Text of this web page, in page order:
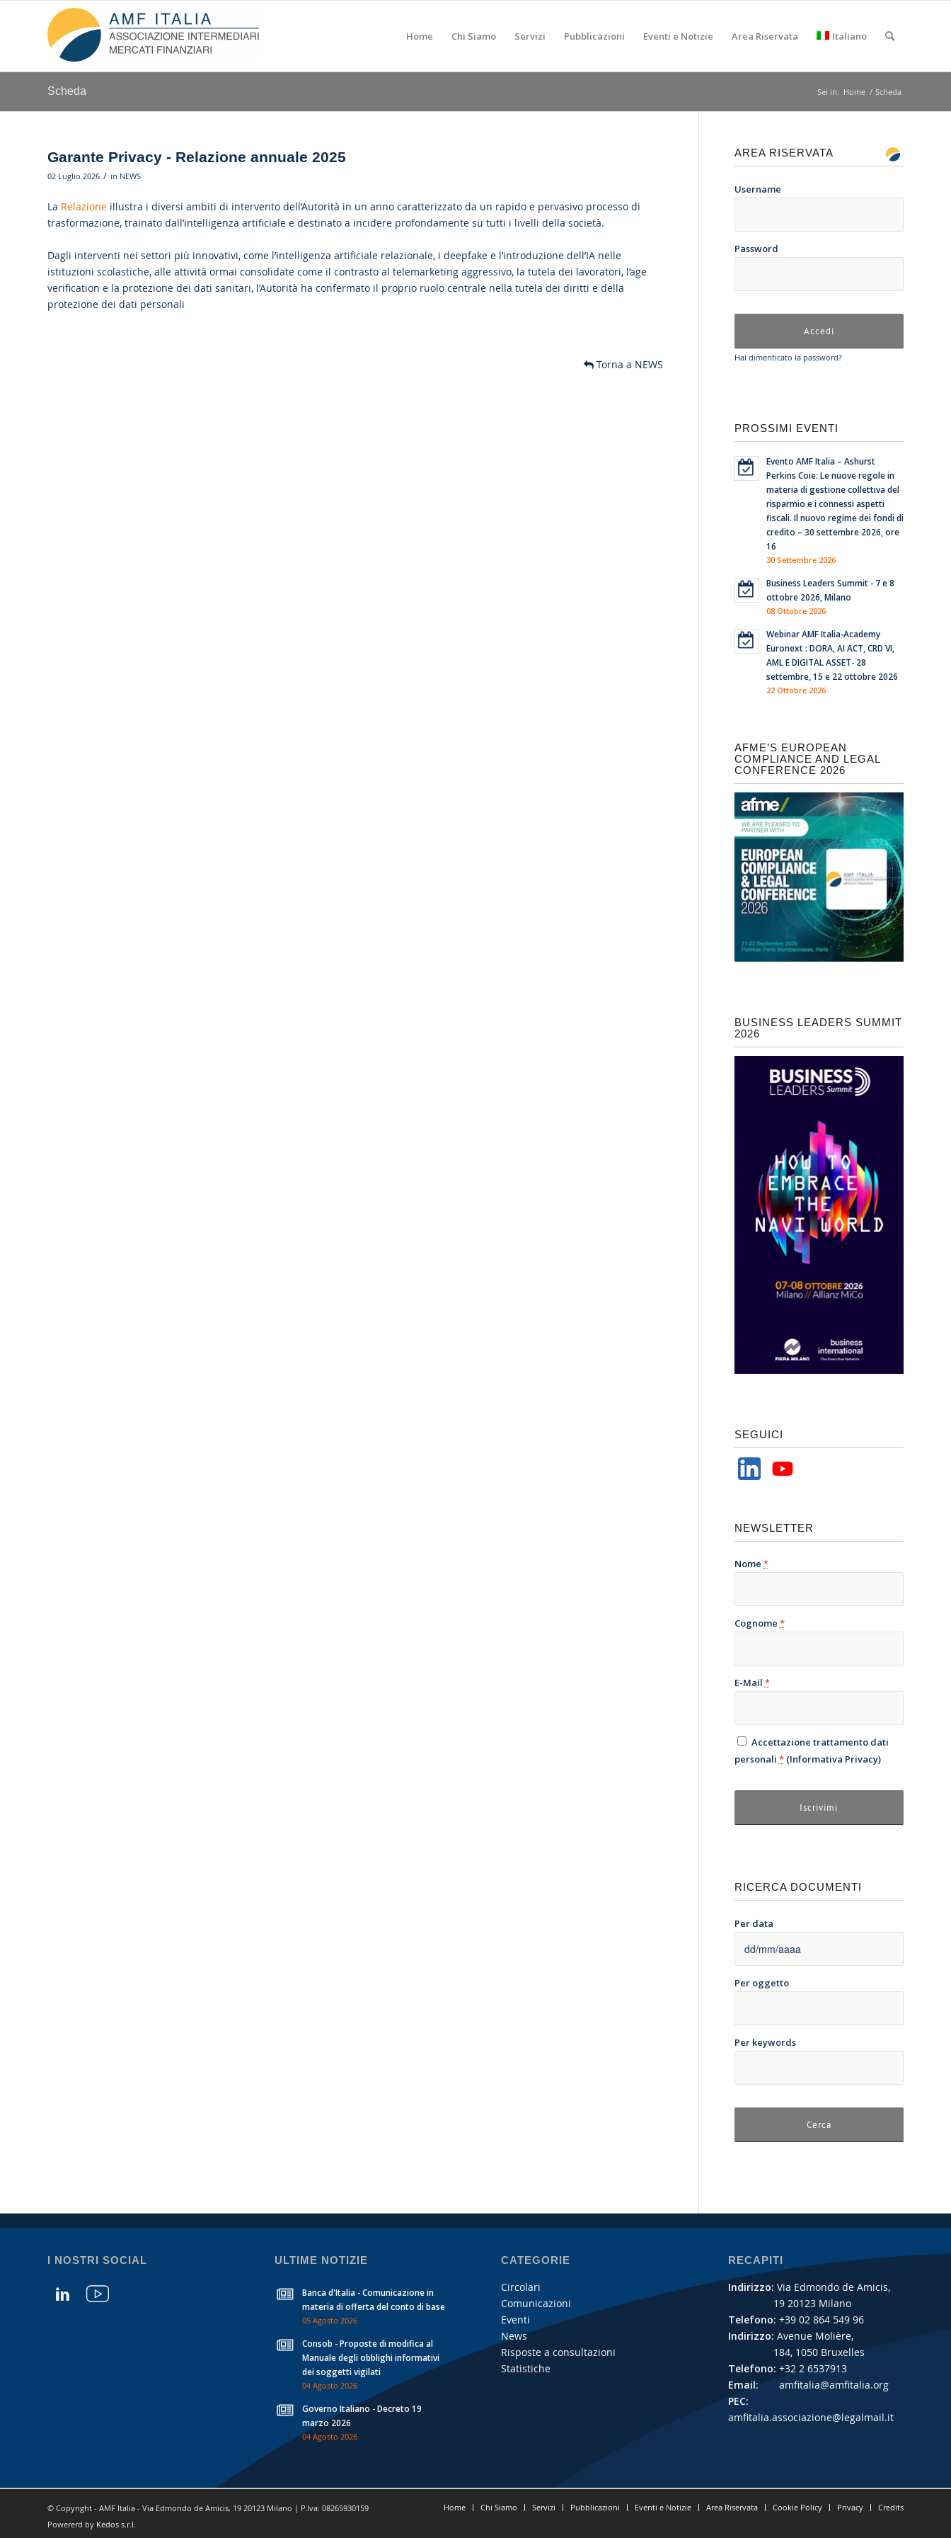
Home Chi Siamo Servizi Pubblicazioni Eventi e Notizie Area Riservata Italiano
Scheda Sei in: Home / Scheda
Garante Privacy - Relazione annuale 2025
02 Luglio 2026 / in NEWS
La Relazione illustra i diversi ambiti di intervento dell’Autorità in un anno caratterizzato da un rapido e pervasivo processo di
trasformazione, trainato dall’intelligenza artificiale e destinato a incidere profondamente su tutti i livelli della società.
Dagli interventi nei settori più innovativi, come l’intelligenza artificiale relazionale, i deepfake e l’introduzione dell’IA nelle
istituzioni scolastiche, alle attività ormai consolidate come il contrasto al telemarketing aggressivo, la tutela dei lavoratori, l’age
verification e la protezione dei dati sanitari, l’Autorità ha confermato il proprio ruolo centrale nella tutela dei diritti e della
protezione dei dati personali
Torna a NEWS
AREA RISERVATA
Username
Password
Hai dimenticato la password?
PROSSIMI EVENTI
Evento AMF Italia – Ashurst
Perkins Coie: Le nuove regole in
materia di gestione collettiva del
risparmio e i connessi aspetti
fiscali. Il nuovo regime dei fondi di
credito – 30 settembre 2026, ore
16
30 Settembre 2026
Business Leaders Summit - 7 e 8
ottobre 2026, Milano
08 Ottobre 2026
Webinar AMF Italia-Academy
Euronext : DORA, AI ACT, CRD VI,
AML E DIGITAL ASSET- 28
settembre, 15 e 22 ottobre 2026
22 Ottobre 2026
AFME’S EUROPEAN
COMPLIANCE AND LEGAL
CONFERENCE 2026
BUSINESS LEADERS SUMMIT
2026
SEGUICI
NEWSLETTER
Nome *
Cognome *
E-Mail *
Accettazione trattamento dati
personali *(Informativa Privacy)
RICERCA DOCUMENTI
Per data
Per oggetto
Per keywords
I NOSTRI SOCIAL ULTIME NOTIZIE
Banca d'Italia - Comunicazione in
materia di offerta del conto di base
05 Agosto 2026
Consob - Proposte di modifica al
Manuale degli obblighi informativi
dei soggetti vigilati
04 Agosto 2026
Governo Italiano - Decreto 19
marzo 2026
04 Agosto 2026
CATEGORIE
Circolari
Comunicazioni
Eventi
News
Risposte a consultazioni
Statistiche
RECAPITI
Indirizzo: Via Edmondo de Amicis,
19 20123 Milano
Telefono: +39 02 864 549 96
Indirizzo: Avenue Molière,
184, 1050 Bruxelles
Telefono: +32 2 6537913
Email:
amfitalia@amfitalia.org
PEC:
amfitalia.associazione@legalmail.it
© Copyright - AMF Italia - Via Edmondo de Amicis, 19 20123 Milano | P.Iva: 08265930159
Powererd by Kedos s.r.l.
Home Chi Siamo Servizi Pubblicazioni Eventi e Notizie Area Riservata Cookie Policy Privacy Credits